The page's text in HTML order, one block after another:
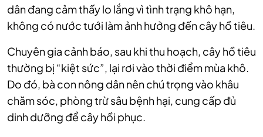
dân đang cảm thấy lo lắng vì tình trạng khô hạn,
không có nước tưới làm ảnh hưởng đến cây hồ tiêu.
Chuyên gia cảnh báo, sau khi thu hoạch, cây hồ tiêu
thường bị “kiệt sức”, lại rơi vào thời điểm mùa khô.
Do đó, bà con nông dân nên chú trọng vào khâu
chăm sóc, phòng trừ sâu bệnh hại, cung cấp đủ
dinh dưỡng để cây hồi phục.